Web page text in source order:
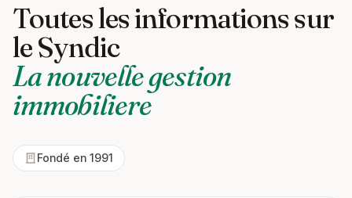
Toutes les informations sur
le Syndic
La nouvelle gestion
immobiliere
Fondé en 1991